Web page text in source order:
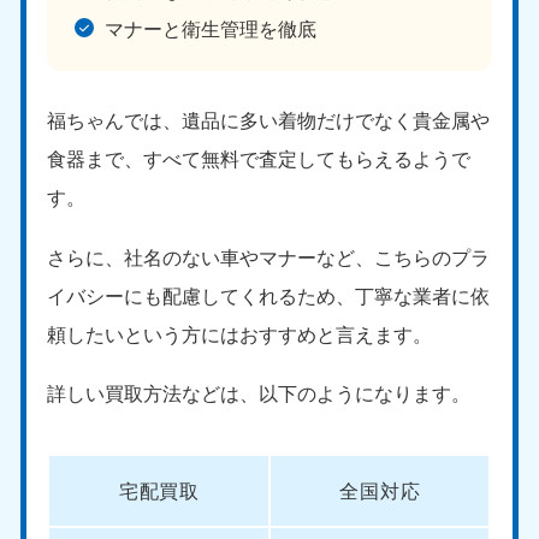
マナーと衛生管理を徹底
福ちゃんでは、遺品に多い着物だけでなく貴金属や
食器まで、すべて無料で査定してもらえるようで
す。
さらに、社名のない車やマナーなど、こちらのプラ
イバシーにも配慮してくれるため、丁寧な業者に依
頼したいという方にはおすすめと言えます。
詳しい買取方法などは、以下のようになります。
宅配買取 全国対応
050-1880-9893 050-1880-9890
熊本県
050-1880-9892
9:00〜19:00 年中無休
沖縄県
050-1880-9887
9:00〜19:00 年中無休